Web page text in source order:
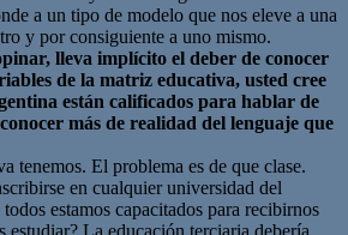
a un tipo de modelo que nos eleve a una
y por consiguiente a uno mismo.
lleva implícito el deber de conocer
de la matriz educativa, usted cree
están calificados para hablar de
más de realidad del lenguaje que
tenemos. El problema es de que clase.
en cualquier universidad del
estamos capacitados para recibirnos
estudiar? La educación terciaria debería